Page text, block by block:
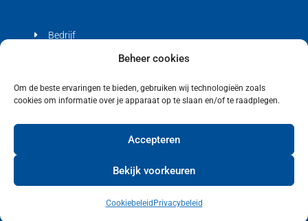
Beheer cookies
Om de beste ervaringen te bieden, gebruiken wij technologieën zoals
cookies om informatie over je apparaat op te slaan en/of te raadplegen.
Accepteren
Bekijk voorkeuren
Cookiebeleid Privacybeleid
Bedrijf
Cookiebeleid (EU)
Copyright © 2021 Bienfait